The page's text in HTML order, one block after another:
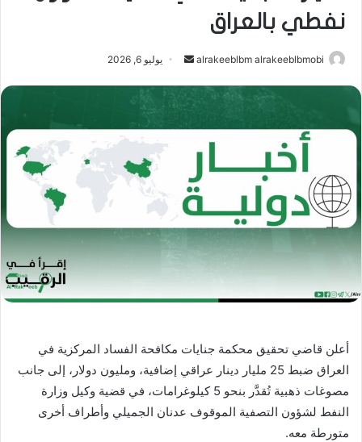
نفطي بالعراق
alrakeeblbm alrakeeblbmobi
أرسل
إلكترونيا
يوليو 6, 2026
أعلن قاضي تحقيق محكمة جنايات مكافحة الفساد المركزية في
العراق ضبط 25 مليار دينار عراقي إضافية، ومليون دولار، إلى جانب
مصوغات ذهبية تُقدَّر بنحو 5 كيلوغرامات، في قضية وكيل وزارة
النفط لشؤون التصفية الموقوف عدنان الجميلي وأطراف أخرى
متورطة معه.